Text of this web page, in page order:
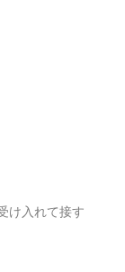
け入れて接す